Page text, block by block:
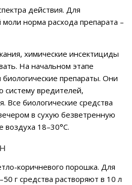
действия. Для
норма расхода препарата –
химические инсектициды
На начальном этапе
препараты. Они
систему вредителей,
Все биологические средства
в сухую безветренную
воздуха 18–30°C.
коричневого порошка. Для
г средства растворяют в 10 л